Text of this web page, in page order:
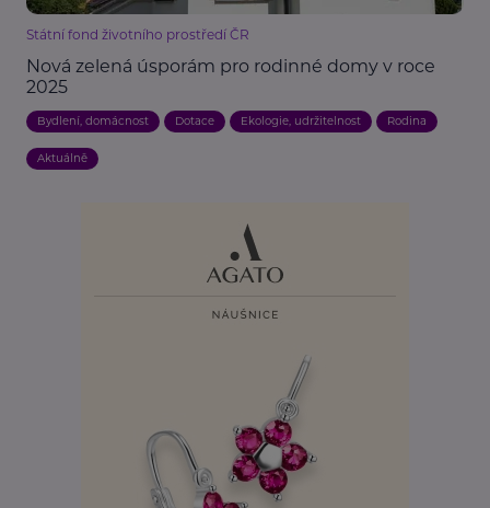
Státní fond životního prostředí ČR
Nová zelená úsporám pro rodinné domy v roce
2025
Bydlení, domácnost Dotace Ekologie, udržitelnost Rodina
Aktuálně